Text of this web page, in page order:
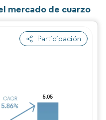
mercado de cuarzo
Participación